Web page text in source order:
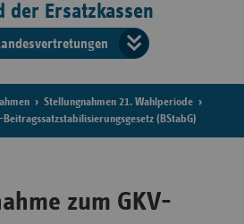
der Ersatzkassen
der
Stellungnahmen 21. Wahlperiode
(BStabG)
zum GKV-